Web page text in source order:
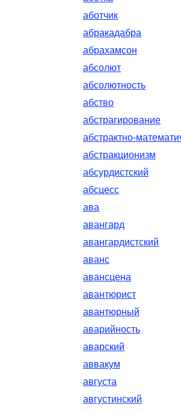
аботчик
абракадабра
абрахамсон
абсолют
абсолютность
абство
абстрагирование
абстрактно-
абстракционизм
абсурдистский
абсцесс
ава
авангард
авангардистский
аванс
авансцена
авантюрист
авантюрный
аварийность
аварский
аввакум
августа
августинский